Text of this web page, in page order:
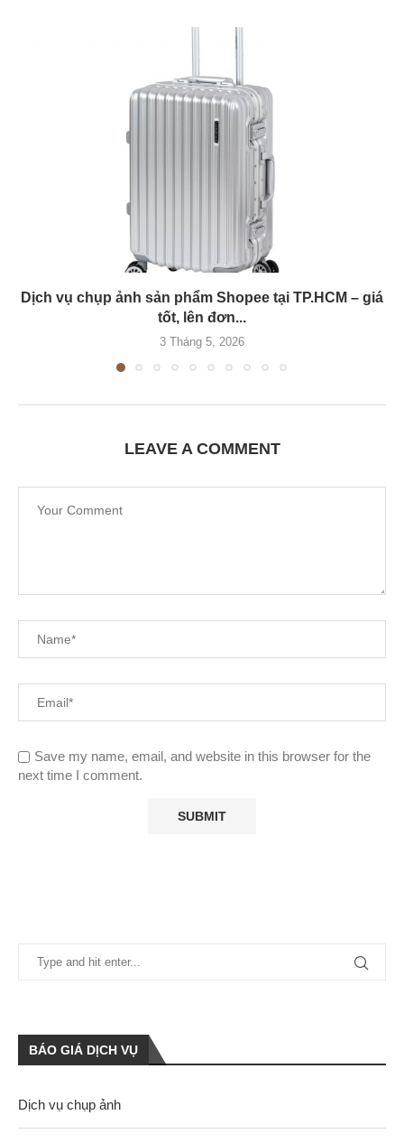
Dịch vụ chụp ảnh sản phẩm Shopee tại TP.HCM – giá
tốt, lên đơn...
3 Tháng 5, 2026
LEAVE A COMMENT
Save my name, email, and website in this browser for the
next time I comment.
BÁO GIÁ DỊCH VỤ
Dịch vụ chụp ảnh